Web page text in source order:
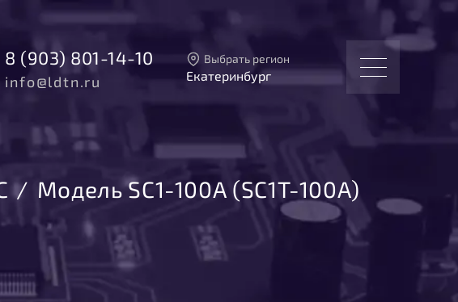
8 (903) 801-14-10
info@ldtn.ru
Выбрать регион
Екатеринбург
Екатеринбург
Новосибирск
Модель SC1-100А (SC1T-100A)